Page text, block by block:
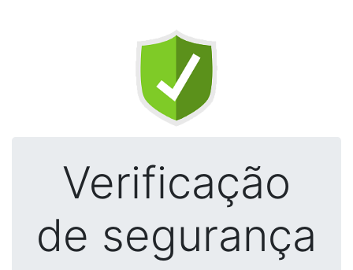
Verificação
de segurança